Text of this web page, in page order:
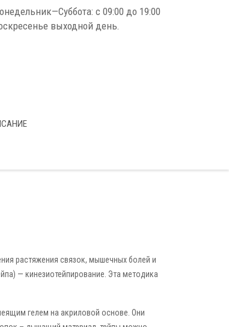
с 09:00 до 19:00
выходной день.
растяжения связок, мышечных болей и
— кинезиотейпирование. Эта методика
гелем на акриловой основе. Они